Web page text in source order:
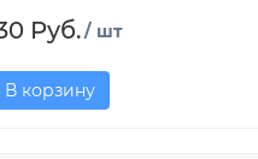
Руб./ шт
В корзину